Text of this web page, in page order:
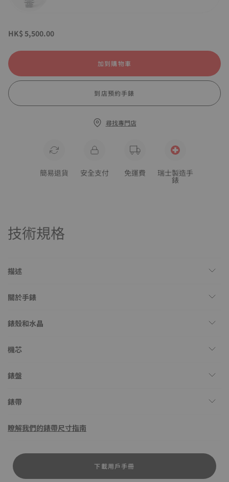
HK$ 5,500.00
加到購物車
到店預約手錶
尋找專門店
簡易退貨 安全支付 免運費 瑞士製造手
錶
技術規格
描述
關於手錶
錶殼和水晶
機芯
錶盤
錶帶
瞭解我們的錶帶尺寸指南
下載用戶手冊